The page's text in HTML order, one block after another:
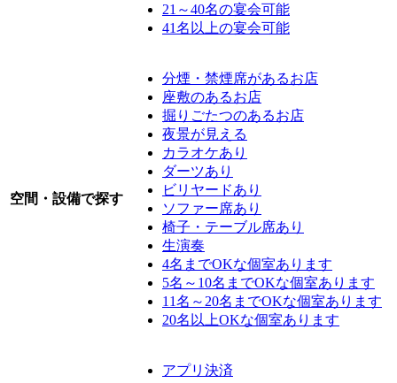
21～40名の宴会可能
41名以上の宴会可能
空間・設備で探す
分煙・禁煙席があるお店
座敷のあるお店
掘りごたつのあるお店
夜景が見える
カラオケあり
ダーツあり
ビリヤードあり
ソファー席あり
椅子・テーブル席あり
生演奏
4名までOKな個室あります
5名～10名までOKな個室あります
11名～20名までOKな個室あります
20名以上OKな個室あります
アプリ決済